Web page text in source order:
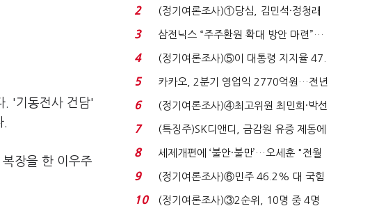
. '기동전사 건담'
장을 한 이우주
청래 '초접전'...
2
(정기여론조사)①당심, 김민석·정청래
'초접전'…대통령 ...
3
삼전닉스 “주주환원 확대 방안 마련”…
로이터에 성명...
4
(정기여론조사)⑤이 대통령 지지율 47.
7%…일주일 만에 ...
5
카카오, 2분기 영업익 2770억원…전년
비 36% 증가...
6
(정기여론조사)④최고위원 최민희·박선
원 '양강'…서미...
7
(특징주)SK디앤디, 금감원 유증 제동에
장 초반 상한가...
8
세제개편에 ‘불안·불만’…오세훈 "전월
세 구하기 더 ...
9
(정기여론조사)⑥민주 46.2% 대 국힘
31.0%…오차범위 밖 ...
10
(정기여론조사)③2순위, 10명 중 4명